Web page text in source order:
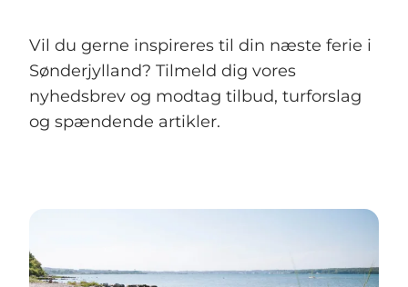
Vil du gerne inspireres til din næste ferie i
Sønderjylland? Tilmeld dig vores
nyhedsbrev og modtag tilbud, turforslag
og spændende artikler.